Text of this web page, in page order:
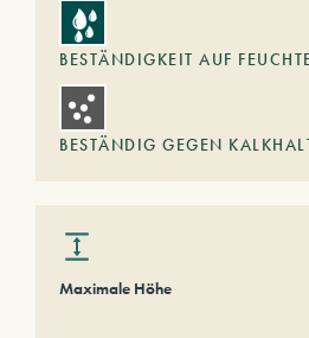
BESTÄNDIGKEIT AUF
BESTÄNDIG GEGEN
Maximale Höhe